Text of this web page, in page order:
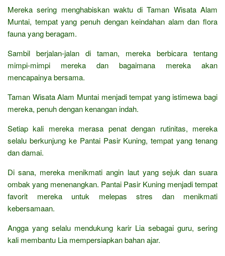
Mereka sering menghabiskan waktu di Taman Wisata Alam
Muntai, tempat yang penuh dengan keindahan alam dan flora
fauna yang beragam.
Sambil berjalan-jalan di taman, mereka berbicara tentang
mimpi-mimpi mereka dan bagaimana mereka akan
mencapainya bersama.
Taman Wisata Alam Muntai menjadi tempat yang istimewa bagi
mereka, penuh dengan kenangan indah.
Setiap kali mereka merasa penat dengan rutinitas, mereka
selalu berkunjung ke Pantai Pasir Kuning, tempat yang tenang
dan damai.
Di sana, mereka menikmati angin laut yang sejuk dan suara
ombak yang menenangkan. Pantai Pasir Kuning menjadi tempat
favorit mereka untuk melepas stres dan menikmati
kebersamaan.
Angga yang selalu mendukung karir Lia sebagai guru, sering
kali membantu Lia mempersiapkan bahan ajar.